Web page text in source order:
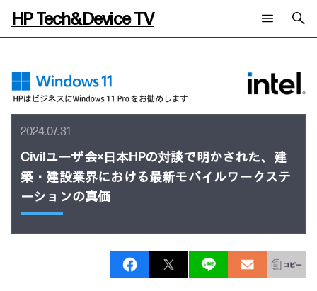
HP Tech&Device TV
全てのコンテンツ
チャンネル
AIの進化と活用事例
サイバーセキュリティ
教育とテクノロジー
自治体・公共
ハイブリッドワーク
タグ
AI PC
AIワークステーション
イベント・セミナー情報
ご相談
メールニュース会員登録
日本HP 公式Webサイト
2024.07.31
Civilユーザ会×日本HPの対談で明かされた、建
築・建設業界における最新モバイルワークステ
ーションの真価